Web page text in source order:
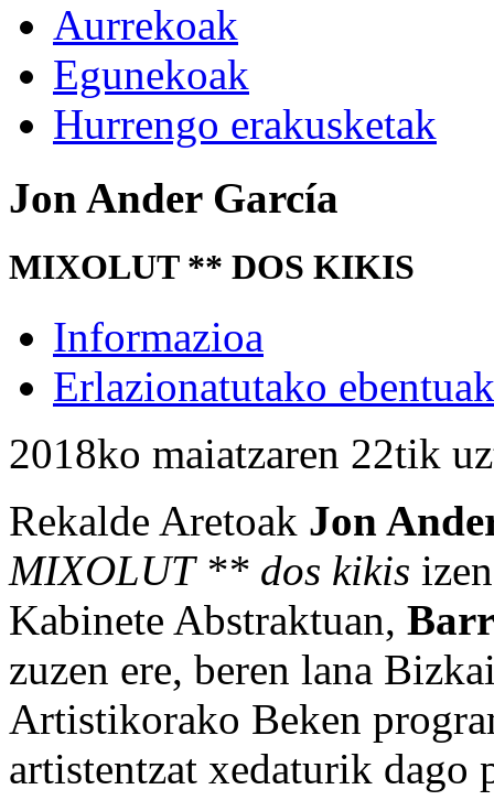
Aurrekoak
Egunekoak
Hurrengo erakusketak
Jon Ander García
MIXOLUT ** DOS KIKIS
Informazioa
Erlazionatutako ebentuak
2018ko maiatzaren 22tik
Rekalde Aretoak Jon
MIXOLUT ** dos kikis
Kabinete Abstraktuan,
zuzen ere, beren lana
Artistikorako Beken
artistentzat xedaturik dago